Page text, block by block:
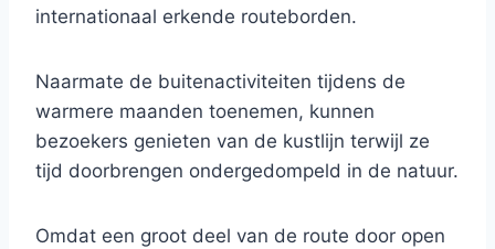
internationaal erkende routeborden.
Naarmate de buitenactiviteiten tijdens de
warmere maanden toenemen, kunnen
bezoekers genieten van de kustlijn terwijl ze
tijd doorbrengen ondergedompeld in de natuur.
Omdat een groot deel van de route door open